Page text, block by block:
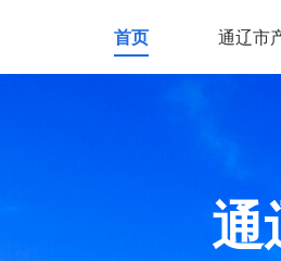
首页 通辽市
通